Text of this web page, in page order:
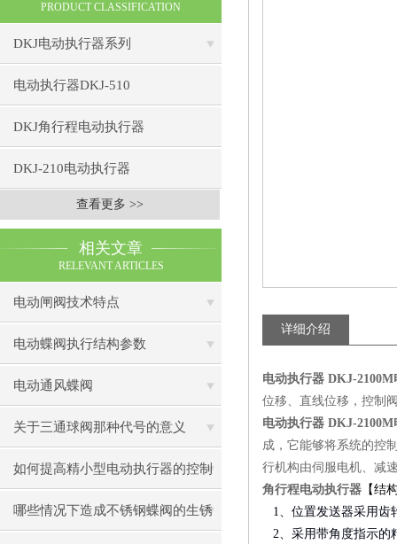
PRODUCT CLASSIFICATION
DKJ电动执行器系列
电动执行器DKJ-510
DKJ角行程电动执行器
DKJ-210电动执行器
查看更多 >>
相关文章
RELEVANT ARTICLES
电动闸阀技术特点
电动蝶阀执行结构参数
电动通风蝶阀
关于三通球阀那种代号的意义
如何提高精小型电动执行器的控制
精度
哪些情况下造成不锈钢蝶阀的生锈
详细介绍
电动执行器 DKJ-
位移、直线位移，控制
电动执行器 DKJ-
成，它能够将系统的控
行机构由伺服电机、减
角行程电动执行器 【结
1、位置发送器采用齿
2、采用带角度指示的